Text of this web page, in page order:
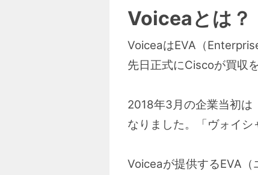
Voiceaとは？
VoiceaはEVA（
先日正式にCiscoが買収
2018年3月の企業当初は
なりました。「ヴォイシ
Voiceaが提供するEVA